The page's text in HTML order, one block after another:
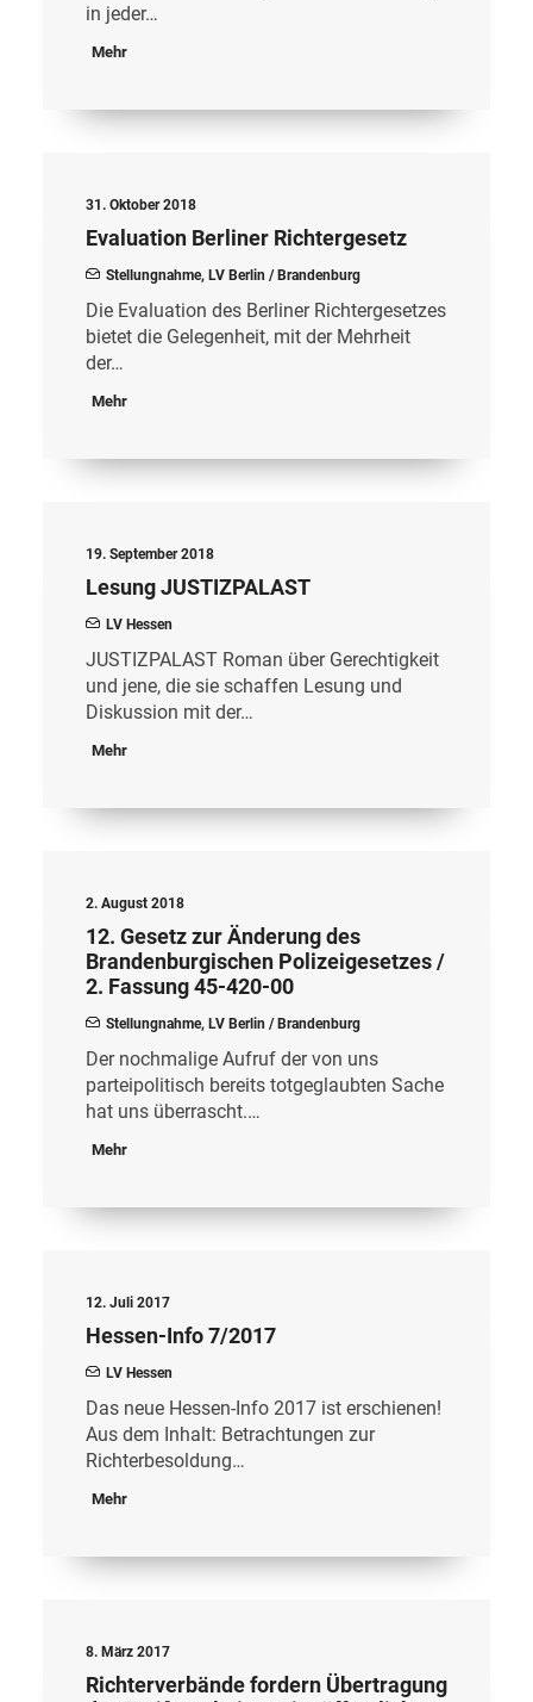
in jeder…
Mehr
31. Oktober 2018
Evaluation Berliner Richtergesetz
Stellungnahme, LV Berlin / Brandenburg
Die Evaluation des Berliner Richtergesetzes
bietet die Gelegenheit, mit der Mehrheit
der…
Mehr
19. September 2018
Lesung JUSTIZPALAST
LV Hessen
JUSTIZPALAST Roman über Gerechtigkeit
und jene, die sie schaffen Lesung und
Diskussion mit der…
Mehr
2. August 2018
12. Gesetz zur Änderung des
Brandenburgischen Polizeigesetzes /
2. Fassung 45-420-00
Stellungnahme, LV Berlin / Brandenburg
Der nochmalige Aufruf der von uns
parteipolitisch bereits totgeglaubten Sache
hat uns überrascht.…
Mehr
12. Juli 2017
Hessen-Info 7/2017
LV Hessen
Das neue Hessen-Info 2017 ist erschienen!
Aus dem Inhalt: Betrachtungen zur
Richterbesoldung…
Mehr
8. März 2017
Richterverbände fordern Übertragung